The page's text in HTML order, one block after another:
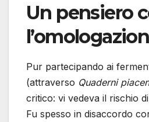
Un pensiero
Pur partecipando ai
(attraverso Quaderni
critico: vi vedeva il rischio
Fu spesso in disaccordo